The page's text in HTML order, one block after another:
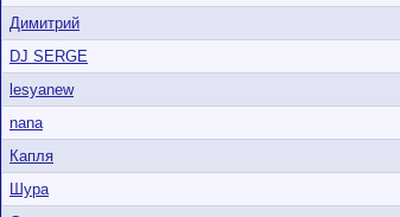
Димитрий
DJ SERGE
lesyanew
nana
Капля
Шура